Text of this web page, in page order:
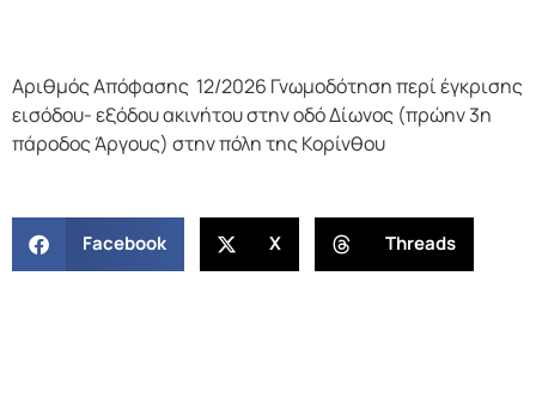
Αριθμός Απόφασης 12/2026 Γνωμοδότηση περί έγκρισης
εισόδου- εξόδου ακινήτου στην οδό Δίωνος (πρώην 3η
πάροδος Άργους) στην πόλη της Κορίνθου
Facebook X Threads